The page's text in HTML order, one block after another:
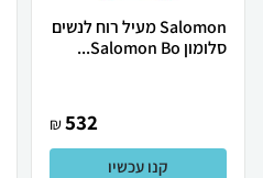
Salomon מעיל רוח לנשים
סלומון Salomon Bo...
532
₪
קנו עכשיו